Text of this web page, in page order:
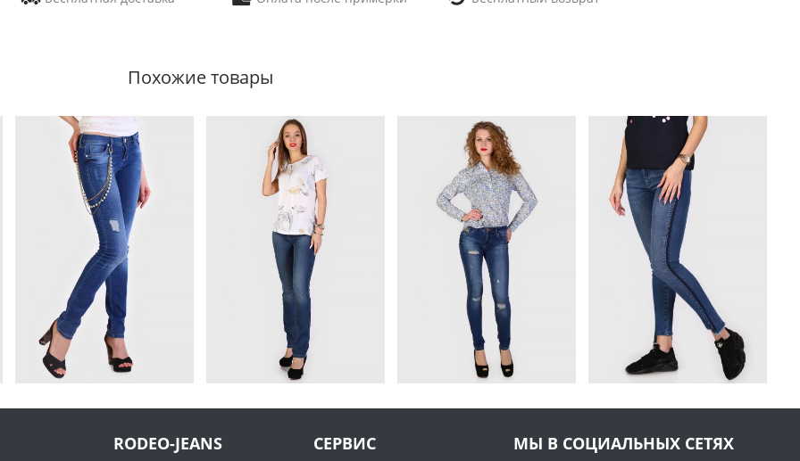
Похожие товары
RODEO-JEANS СЕРВИС МЫ В СОЦИАЛЬНЫХ СЕТЯХ